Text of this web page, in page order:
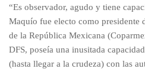
“Es observador, agudo y tiene
Maquío fue electo como presidente
de la República Mexicana
DFS, poseía una inusitada
(hasta llegar a la crudeza) con las